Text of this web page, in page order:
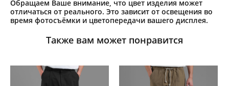
Обращаем Ваше внимание, что цвет изделия может
отличаться от реального. Это зависит от освещения во
время фотосъёмки и цветопередачи вашего дисплея.
Также вам может понравится